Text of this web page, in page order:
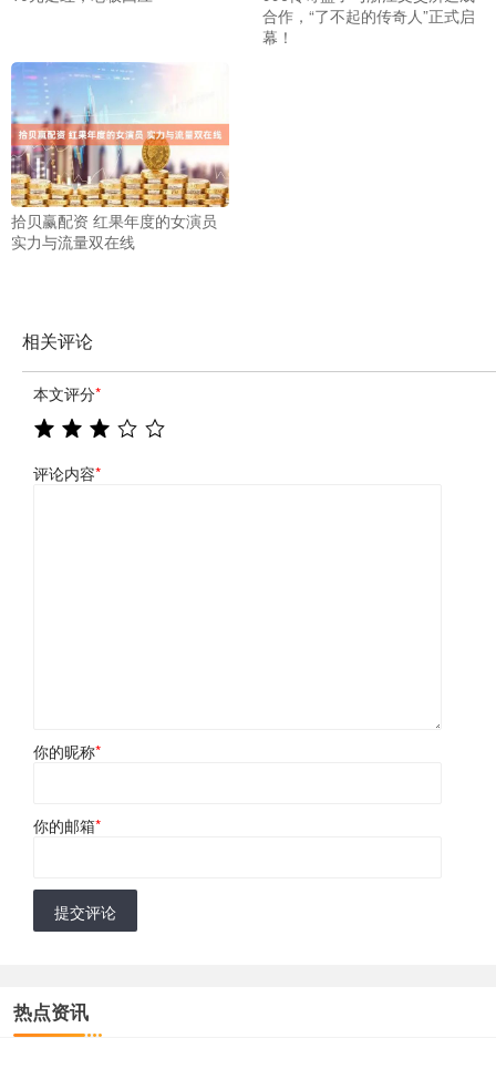
合作，“了不起的传奇人”正式启
幕！
拾贝赢配资 红果年度的女演员
实力与流量双在线
相关评论
本文评分*
评论内容*
你的昵称*
你的邮箱*
提交评论
热点资讯